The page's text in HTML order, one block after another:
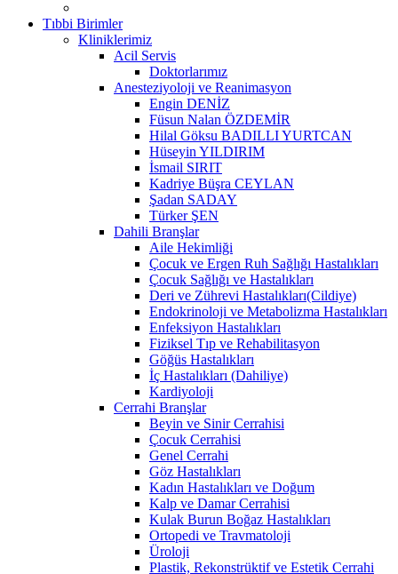
Tıbbi Birimler
Kliniklerimiz
Acil Servis
Doktorlarımız
Anesteziyoloji ve Reanimasyon
Engin DENİZ
Füsun Nalan ÖZDEMİR
Hilal Göksu BADILLI YURTCAN
Hüseyin YILDIRIM
İsmail SIRIT
Kadriye Büşra CEYLAN
Şadan SADAY
Türker ŞEN
Dahili Branşlar
Aile Hekimliği
Çocuk ve Ergen Ruh Sağlığı Hastalıkları
Çocuk Sağlığı ve Hastalıkları
Deri ve Zührevi Hastalıkları(Cildiye)
Endokrinoloji ve Metabolizma Hastalıkları
Enfeksiyon Hastalıkları
Fiziksel Tıp ve Rehabilitasyon
Göğüs Hastalıkları
İç Hastalıkları (Dahiliye)
Kardiyoloji
Cerrahi Branşlar
Beyin ve Sinir Cerrahisi
Çocuk Cerrahisi
Genel Cerrahi
Göz Hastalıkları
Kadın Hastalıkları ve Doğum
Kalp ve Damar Cerrahisi
Kulak Burun Boğaz Hastalıkları
Ortopedi ve Travmatoloji
Üroloji
Plastik, Rekonstrüktif ve Estetik Cerrahi